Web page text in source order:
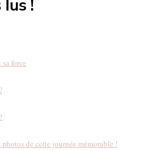
!
force
de cette journée mémorable !